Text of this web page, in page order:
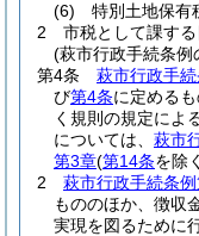
(6)
特別土地保有
2
市税として課する
(萩市行政手続条例
第4条
萩市行政手続
び第4条に定める
く規則の規定によ
については、 萩市
第3章(第14条を除
2
萩市行政手続条
もののほか、徴収
実現を図るために